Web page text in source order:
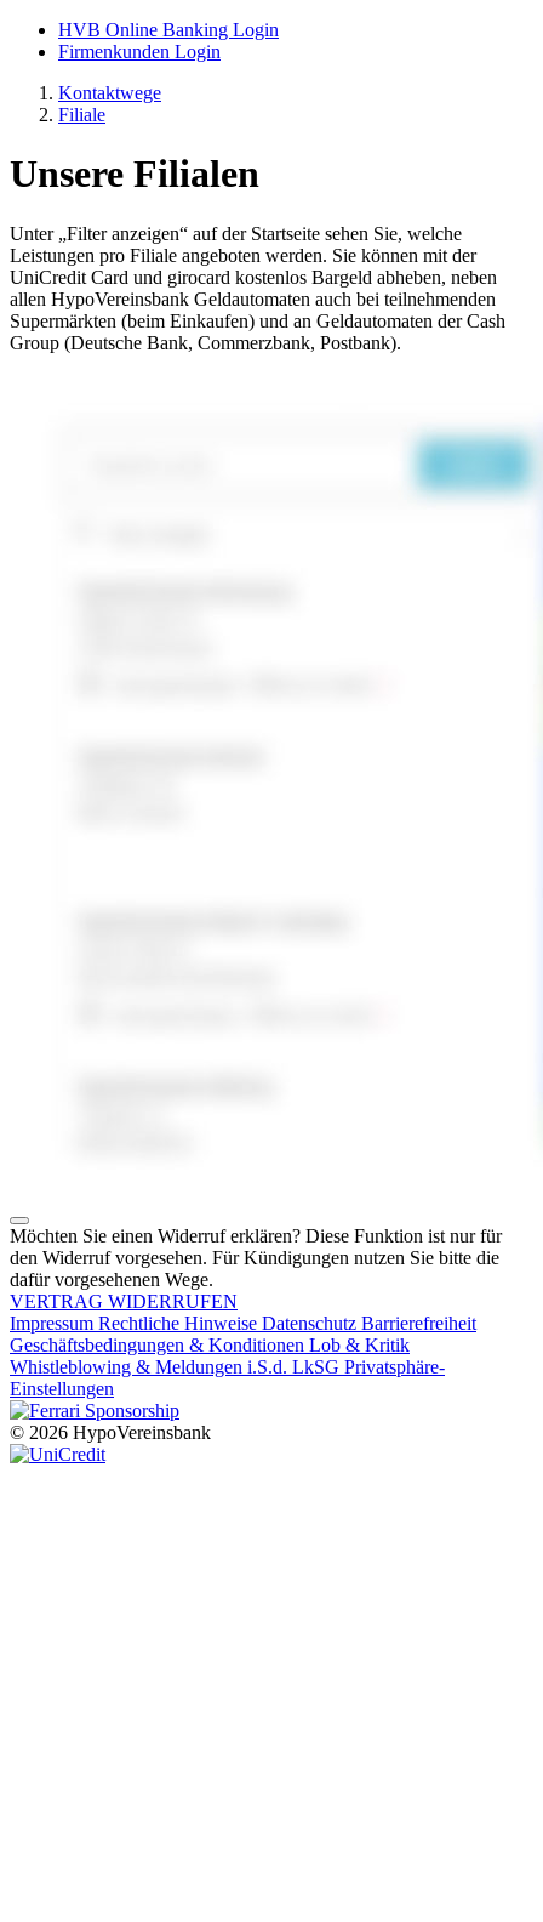
HVB Online Banking Login
Firmenkunden Login
Kontaktwege
Filiale
Unsere Filialen
Unter „Filter anzeigen“ auf der Startseite sehen Sie, welche
Leistungen pro Filiale angeboten werden. Sie können mit der
UniCredit Card und girocard kostenlos Bargeld abheben, neben
allen HypoVereinsbank Geldautomaten auch bei teilnehmenden
Supermärkten (beim Einkaufen) und an Geldautomaten der Cash
Group (Deutsche Bank, Commerzbank, Postbank).
Möchten Sie einen Widerruf erklären? Diese Funktion ist nur für
den Widerruf vorgesehen. Für Kündigungen nutzen Sie bitte die
dafür vorgesehenen Wege.
VERTRAG WIDERRUFEN
Impressum Rechtliche Hinweise Datenschutz Barrierefreiheit
Geschäftsbedingungen & Konditionen Lob & Kritik
Whistleblowing & Meldungen i.S.d. LkSG Privatsphäre-
Einstellungen
© 2026 HypoVereinsbank